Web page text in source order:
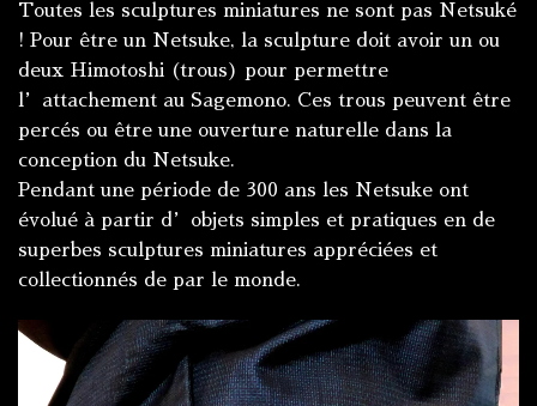
Toutes les sculptures miniatures ne sont pas Netsuké
! Pour être un Netsuke, la sculpture doit avoir un ou
deux Himotoshi (trous) pour permettre
l’attachement au Sagemono. Ces trous peuvent être
percés ou être une ouverture naturelle dans la
conception du Netsuke.
Pendant une période de 300 ans les Netsuke ont
évolué à partir d’objets simples et pratiques en de
superbes sculptures miniatures appréciées et
collectionnés de par le monde.